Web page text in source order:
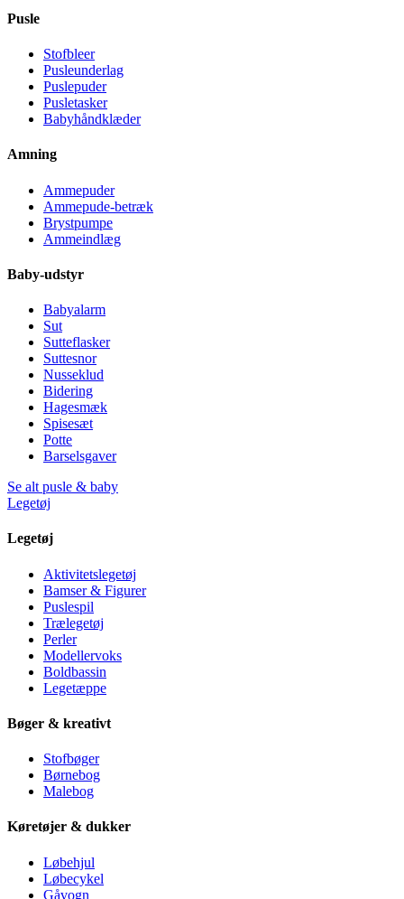
Pusle
Stofbleer
Pusleunderlag
Puslepuder
Pusletasker
Babyhåndklæder
Amning
Ammepuder
Ammepude-betræk
Brystpumpe
Ammeindlæg
Baby-udstyr
Babyalarm
Sut
Sutteflasker
Suttesnor
Nusseklud
Bidering
Hagesmæk
Spisesæt
Potte
Barselsgaver
Se alt pusle & baby
Legetøj
Legetøj
Aktivitetslegetøj
Bamser & Figurer
Puslespil
Trælegetøj
Perler
Modellervoks
Boldbassin
Legetæppe
Bøger & kreativt
Stofbøger
Børnebog
Malebog
Køretøjer & dukker
Løbehjul
Løbecykel
Gåvogn